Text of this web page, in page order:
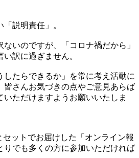
説明責任」。
いのですが、「コロナ禍だから」
訳に過ぎません。
したらできるか」を常に考え活動に
皆さんお気づきの点やご意見あらば
ただけますようお願いいたしま
セットでお届けした「オンライン報
りでも多くの方に参加いただければ